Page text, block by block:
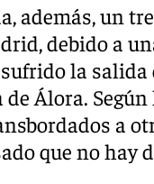
además, un
debido a
la salida
de Álora.
a
que no hay